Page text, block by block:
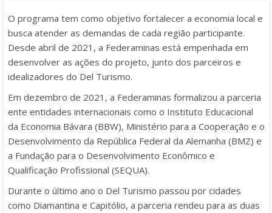
O programa tem como objetivo fortalecer a economia local e
busca atender as demandas de cada região participante.
Desde abril de 2021, a Federaminas está empenhada em
desenvolver as ações do projeto, junto dos parceiros e
idealizadores do Del Turismo.
Em dezembro de 2021, a Federaminas formalizou a parceria
ente entidades internacionais como o Instituto Educacional
da Economia Bávara (BBW), Ministério para a Cooperação e o
Desenvolvimento da República Federal da Alemanha (BMZ) e
a Fundação para o Desenvolvimento Econômico e
Qualificação Profissional (SEQUA).
Durante o último ano o Del Turismo passou por cidades
como Diamantina e Capitólio, a parceria rendeu para as duas